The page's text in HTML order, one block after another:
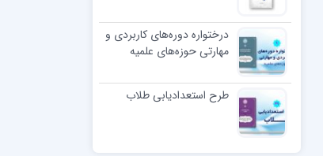
درختواره دوره‌های کاربردی و
مهارتی حوزه‌های علمیه
طرح استعدادیابی طلاب